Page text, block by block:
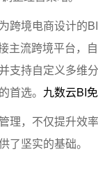
跨境电商设计的
主流跨境平台，
支持自定义多维
首选。 九数云BI
理，不仅提升效
了坚实的基础。